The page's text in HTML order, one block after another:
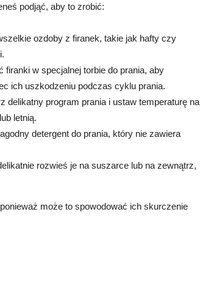
podjąć, aby to zrobić:
ozdoby z firanek, takie jak hafty czy
firanki w specjalnej torbie do prania, aby
ich uszkodzeniu podczas cyklu prania.
delikatny program prania i ustaw temperaturę na
letnią.
detergent do prania, który nie zawiera
rozwieś je na suszarce lub na zewnątrz,
może to spowodować ich skurczenie